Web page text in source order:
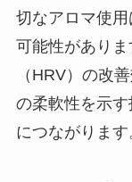
切なアロマ使
可能性があり
（HRV）の改
の柔軟性を示
につながります